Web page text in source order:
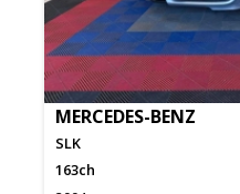
MERCEDES-BENZ
SLK
163ch